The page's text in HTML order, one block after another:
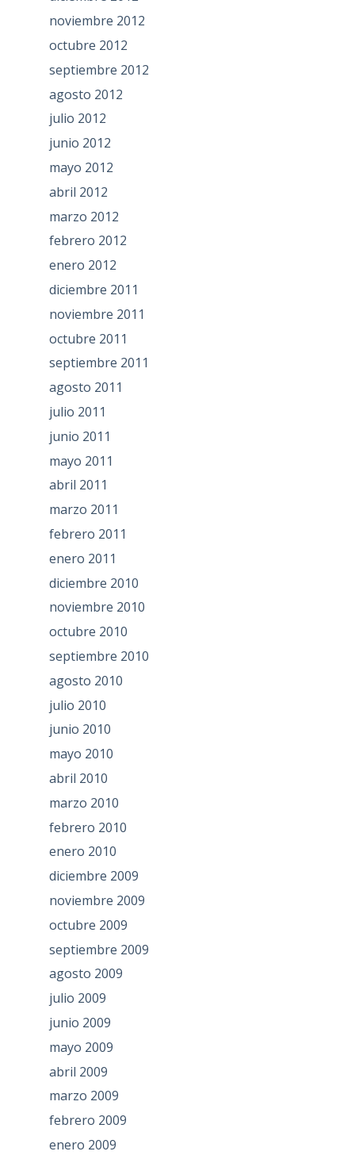
noviembre 2012
octubre 2012
septiembre 2012
agosto 2012
julio 2012
junio 2012
mayo 2012
abril 2012
marzo 2012
febrero 2012
enero 2012
diciembre 2011
noviembre 2011
octubre 2011
septiembre 2011
agosto 2011
julio 2011
junio 2011
mayo 2011
abril 2011
marzo 2011
febrero 2011
enero 2011
diciembre 2010
noviembre 2010
octubre 2010
septiembre 2010
agosto 2010
julio 2010
junio 2010
mayo 2010
abril 2010
marzo 2010
febrero 2010
enero 2010
diciembre 2009
noviembre 2009
octubre 2009
septiembre 2009
agosto 2009
julio 2009
junio 2009
mayo 2009
abril 2009
marzo 2009
febrero 2009
enero 2009